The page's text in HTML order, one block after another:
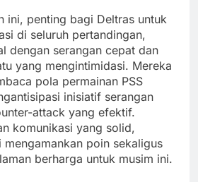
ini, penting bagi Deltras untuk
di seluruh pertandingan,
dengan serangan cepat dan
yang mengintimidasi. Mereka
pola permainan PSS
inisiatif serangan
attack yang efektif.
komunikasi yang solid,
mengamankan poin sekaligus
berharga untuk musim ini.